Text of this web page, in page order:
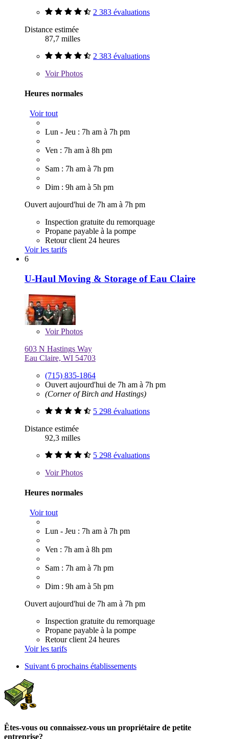
2 383 évaluations
Distance estimée
87,7 milles
2 383 évaluations
VoirPhotos
Heures normales
Voir tout
Lun - Jeu : 7h am à 7h pm
Ven : 7h am à 8h pm
Sam : 7h am à 7h pm
Dim : 9h am à 5h pm
Ouvert aujourd'hui de 7h am à 7h pm
Inspection gratuite du remorquage
Propane payable à la pompe
Retour client 24 heures
Voir les tarifs
6
U-Haul Moving & Storage of Eau Claire
VoirPhotos
603 N Hastings Way
Eau Claire, WI 54703
(715) 835-1864
Ouvert aujourd'hui de 7h am à 7h pm
(Corner of Birch and Hastings)
5 298 évaluations
Distance estimée
92,3 milles
5 298 évaluations
VoirPhotos
Heures normales
Voir tout
Lun - Jeu : 7h am à 7h pm
Ven : 7h am à 8h pm
Sam : 7h am à 7h pm
Dim : 9h am à 5h pm
Ouvert aujourd'hui de 7h am à 7h pm
Inspection gratuite du remorquage
Propane payable à la pompe
Retour client 24 heures
Voir les tarifs
Suivant6 prochains établissements
Êtes-vous ou connaissez-vous un propriétaire de petite
entreprise?